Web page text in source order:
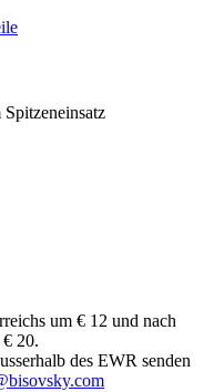
um € 12 und nach
20.
des EWR senden